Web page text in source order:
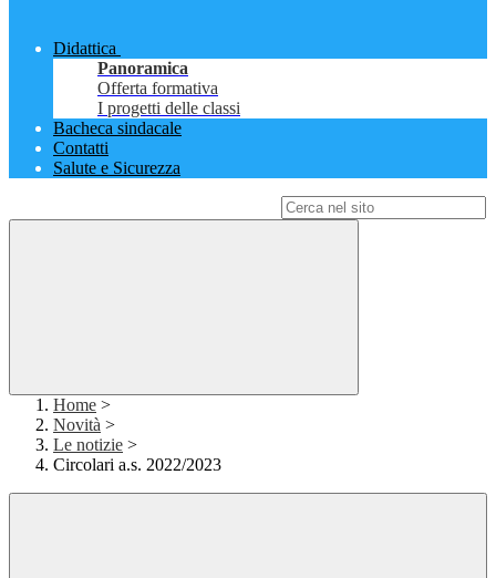
Didattica
Panoramica
Offerta formativa
I progetti delle classi
Bacheca sindacale
Contatti
Salute e Sicurezza
Home >
Novità >
Le notizie >
Circolari a.s. 2022/2023